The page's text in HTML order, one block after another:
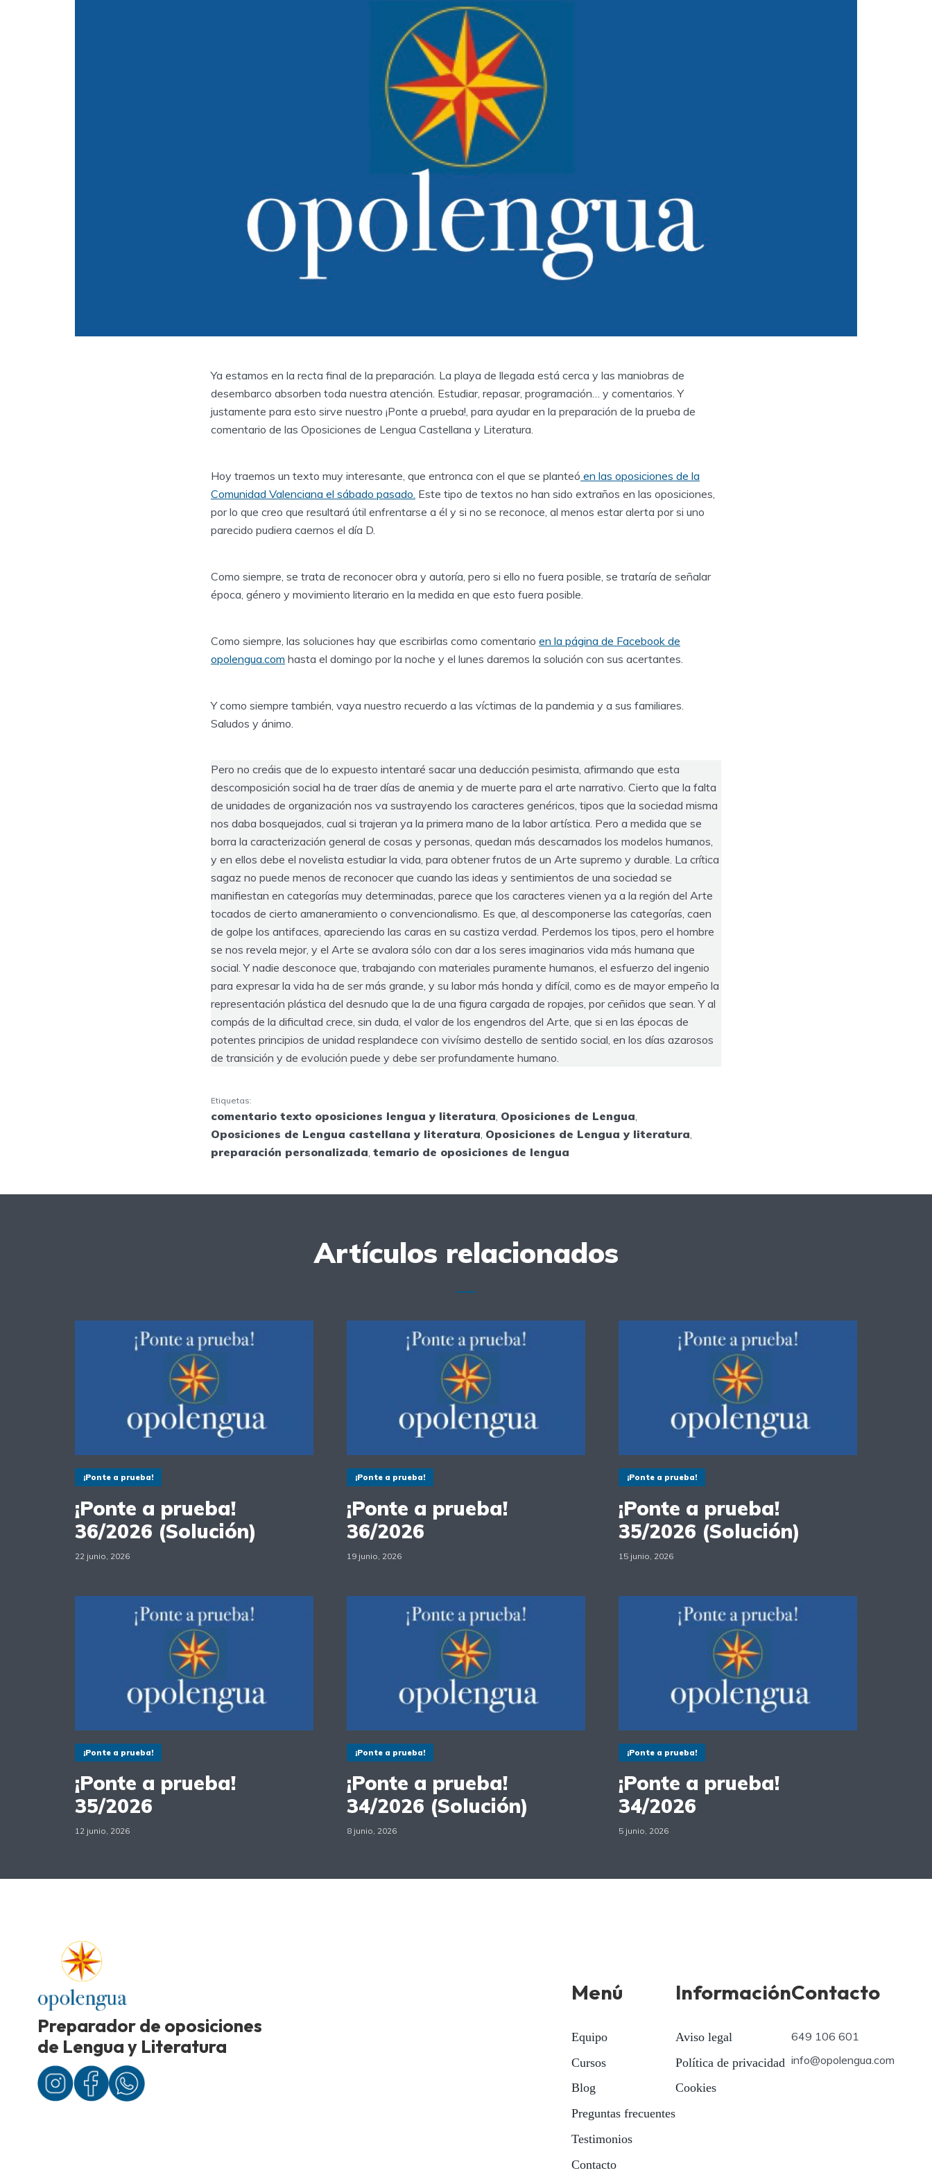
Ya estamos en la recta final de la preparación. La playa de llegada está cerca y las maniobras de
desembarco absorben toda nuestra atención. Estudiar, repasar, programación… y comentarios. Y
justamente para esto sirve nuestro ¡Ponte a prueba!, para ayudar en la preparación de la prueba de
comentario de las Oposiciones de Lengua Castellana y Literatura.
Hoy traemos un texto muy interesante, que entronca con el que se planteó en las oposiciones de la
Comunidad Valenciana el sábado pasado. Este tipo de textos no han sido extraños en las oposiciones,
por lo que creo que resultará útil enfrentarse a él y si no se reconoce, al menos estar alerta por si uno
parecido pudiera caernos el día D.
Como siempre, se trata de reconocer obra y autoría, pero si ello no fuera posible, se trataría de señalar
época, género y movimiento literario en la medida en que esto fuera posible.
Como siempre, las soluciones hay que escribirlas como comentario en la página de Facebook de
opolengua.com hasta el domingo por la noche y el lunes daremos la solución con sus acertantes.
Y como siempre también, vaya nuestro recuerdo a las víctimas de la pandemia y a sus familiares.
Saludos y ánimo.
Pero no creáis que de lo expuesto intentaré sacar una deducción pesimista, afirmando que esta
descomposición social ha de traer días de anemia y de muerte para el arte narrativo. Cierto que la falta
de unidades de organización nos va sustrayendo los caracteres genéricos, tipos que la sociedad misma
nos daba bosquejados, cual si trajeran ya la primera mano de la labor artística. Pero a medida que se
borra la caracterización general de cosas y personas, quedan más descarnados los modelos humanos,
y en ellos debe el novelista estudiar la vida, para obtener frutos de un Arte supremo y durable. La crítica
sagaz no puede menos de reconocer que cuando las ideas y sentimientos de una sociedad se
manifiestan en categorías muy determinadas, parece que los caracteres vienen ya a la región del Arte
tocados de cierto amaneramiento o convencionalismo. Es que, al descomponerse las categorías, caen
de golpe los antifaces, apareciendo las caras en su castiza verdad. Perdemos los tipos, pero el hombre
se nos revela mejor, y el Arte se avalora sólo con dar a los seres imaginarios vida más humana que
social. Y nadie desconoce que, trabajando con materiales puramente humanos, el esfuerzo del ingenio
para expresar la vida ha de ser más grande, y su labor más honda y difícil, como es de mayor empeño la
representación plástica del desnudo que la de una figura cargada de ropajes, por ceñidos que sean. Y al
compás de la dificultad crece, sin duda, el valor de los engendros del Arte, que si en las épocas de
potentes principios de unidad resplandece con vivísimo destello de sentido social, en los días azarosos
de transición y de evolución puede y debe ser profundamente humano.
Etiquetas:
comentario texto oposiciones lengua y literatura Oposiciones de Lengua
Oposiciones de Lengua castellana y literatura Oposiciones de Lengua y literatura
preparación personalizada temario de oposiciones de lengua
Artículos relacionados
¡Ponte a prueba!
¡Ponte a prueba!
36/2026 (Solución)
22 junio, 2026
¡Ponte a prueba!
¡Ponte a prueba!
36/2026
19 junio, 2026
¡Ponte a prueba!
¡Ponte a prueba!
35/2026 (Solución)
15 junio, 2026
¡Ponte a prueba!
¡Ponte a prueba!
35/2026
12 junio, 2026
¡Ponte a prueba!
¡Ponte a prueba!
34/2026 (Solución)
8 junio, 2026
¡Ponte a prueba!
¡Ponte a prueba!
34/2026
5 junio, 2026
Preparador de oposiciones
de Lengua y Literatura
Menú
Equipo
Cursos
Blog
Preguntas frecuentes
Testimonios
Contacto
Información
Aviso legal
Política de privacidad
Cookies
Contacto
649 106 601
info@opolengua.com